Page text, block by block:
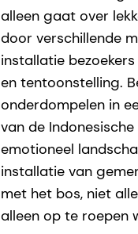
alleen gaat over
door verschillende
installatie
en tentoonstelling.
onderdompelen in
van de
emotioneel
installatie van
met het bos, niet
alleen op te roepen